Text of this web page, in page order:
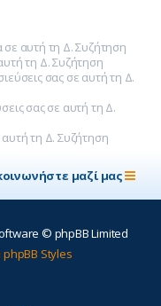
αυτή τη Δ. Συζήτηση
τη Δ. Συζήτηση
σας σε αυτή τη Δ.
σας σε αυτή τη Δ.
τη Δ. Συζήτηση
μαζί μας
© phpBB Limited
Styles